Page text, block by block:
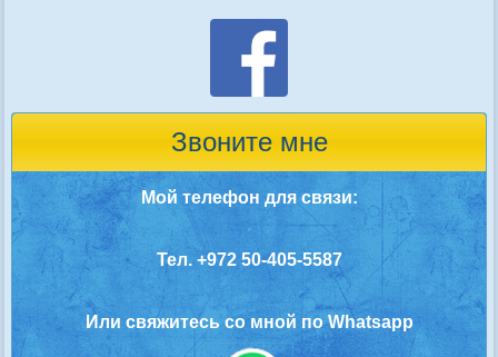
Звоните мне
Мой телефон для связи:
Тел. +972 50-405-5587
Или свяжитесь со мной по Whatsapp